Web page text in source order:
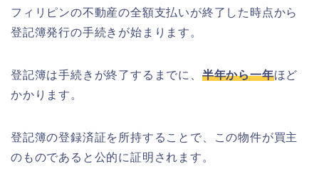
フィリピンの不動産の全額支払いが終了した時点から
登記簿発行の手続きが始まります。
登記簿は手続きが終了するまでに、 半年から一年ほど
かかります。
登記簿の登録済証を所持することで、この物件が買主
のものであると公的に証明されます。